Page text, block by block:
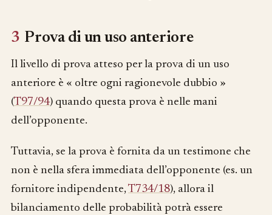
3 Prova di un uso anteriore
Il livello di prova atteso per la prova di un uso
anteriore è « oltre ogni ragionevole dubbio »
(T97/94) quando questa prova è nelle mani
dell’opponente.
Tuttavia, se la prova è fornita da un testimone che
non è nella sfera immediata dell’opponente (es. un
fornitore indipendente,T734/18), allora il
bilanciamento delle probabilità potrà essere